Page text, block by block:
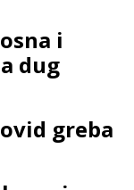
i
dug
greba